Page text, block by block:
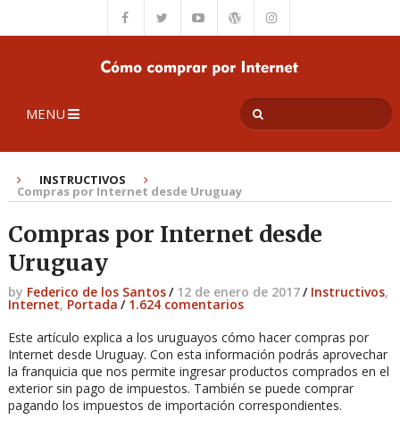
MENU
INSTRUCTIVOS
Compras por Internet desde Uruguay
Compras por Internet desde
Uruguay
by Federico de los Santos/ 12 de enero de 2017/ Instructivos,
Internet, Portada / 1.624 comentarios
Este artículo explica a los uruguayos cómo hacer compras por
Internet desde Uruguay. Con esta información podrás aprovechar
la franquicia que nos permite ingresar productos comprados en el
exterior sin pago de impuestos. También se puede comprar
pagando los impuestos de importación correspondientes.